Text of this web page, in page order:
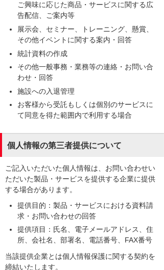
ご興味に応じた商品・サービスに関する広
告配信、ご案内等
展示会、セミナー、トレーニング、懸賞、
その他イベントに関する案内・回答
統計資料の作成
その他一般事務・業務等の連絡・お問い合
わせ・回答
施設への入退管理
お客様から受託もしくは個別のサービスに
て同意を得た範囲内で利用する場合
個人情報の第三者提供について
ご記入いただいた個人情報は、お問い合わせい
ただいた製品・サービスを提供する企業に提供
する場合があります。
提供目的：製品・サービスにおける資料請
求・お問い合わせの回答
提供項目：氏名、電子メールアドレス、住
所、会社名、部署名、電話番号、FAX番号
当該提供企業とは個人情報保護に関する契約を
締結いたします。